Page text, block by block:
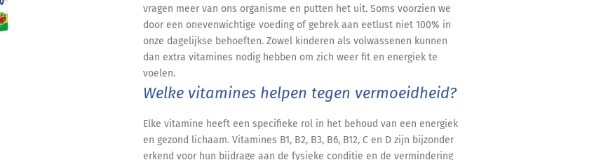
vragen meer van ons organisme en putten het uit. Soms voorzien we
door een onevenwichtige voeding of gebrek aan eetlust niet 100% in
onze dagelijkse behoeften. Zowel kinderen als volwassenen kunnen
dan extra vitamines nodig hebben om zich weer fit en energiek te
voelen.
Welke vitamines helpen tegen vermoeidheid?
Elke vitamine heeft een specifieke rol in het behoud van een energiek
en gezond lichaam. Vitamines B1, B2, B3, B6, B12, C en D zijn bijzonder
erkend voor hun bijdrage aan de fysieke conditie en de vermindering